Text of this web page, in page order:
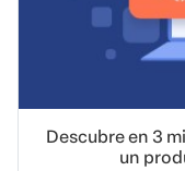
Descubre en 3
un